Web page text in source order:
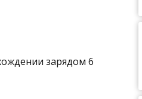
зарядом 6